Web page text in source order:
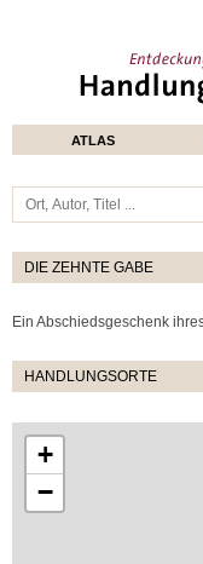
ATLAS
DIE ZEHNTE GABE
Ein Abschiedsgeschenk
HANDLUNGSORTE
+
−